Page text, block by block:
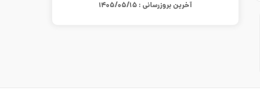
آخرین بروزرسانی : ۱۴۰۵/۰۵/۱۵